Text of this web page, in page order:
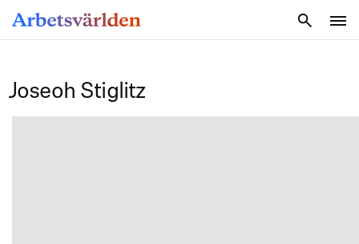
Joseoh Stiglitz